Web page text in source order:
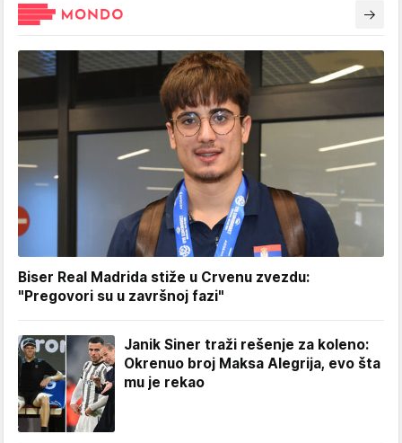
Biser Real Madrida stiže u Crvenu zvezdu:
"Pregovori su u završnoj fazi"
Janik Siner traži rešenje za koleno:
Okrenuo broj Maksa Alegrija, evo šta
mu je rekao